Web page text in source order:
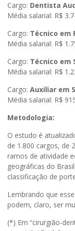
Cargo: Dentista
Média salarial: R$
Cargo: Técnico em
Média salarial: R$
Cargo: Técnico em
Média salarial: R$
Cargo: Auxiliar em
Média salarial: R$
Metodologia:
O estudo é
de 1.800 cargos, de
ramos de atividade
geográficas do
classificação de
Lembrando que
podem, claro, ser
(*) Em “cirurgião-